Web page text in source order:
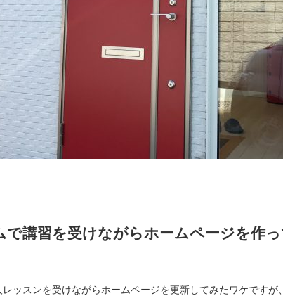
で講習を受けながらホームページを作
ッスンを受けながらホームページを更新してみたワケですが